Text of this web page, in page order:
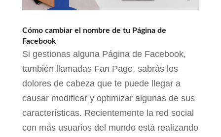
Cómo cambiar el nombre de tu Página de
Facebook
Si gestionas alguna Página de Facebook,
también llamadas Fan Page, sabrás los
dolores de cabeza que te puede llegar a
causar modificar y optimizar algunas de sus
características. Recientemente la red social
con más usuarios del mundo está realizando